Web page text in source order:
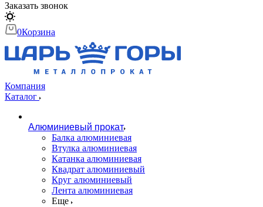
Заказать звонок
0Корзина
Компания
Каталог
Алюминиевый прокат
Балка алюминиевая
Втулка алюминиевая
Катанка алюминиевая
Квадрат алюминиевый
Круг алюминиевый
Лента алюминиевая
Еще